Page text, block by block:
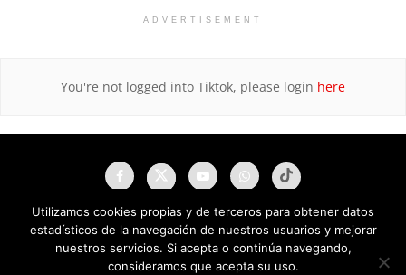
ADVERTISEMENT
You're not logged into Tiktok, please login here
Utilizamos cookies propias y de terceros para obtener datos
estadísticos de la navegación de nuestros usuarios y mejorar
nuestros servicios. Si acepta o continúa navegando,
consideramos que acepta su uso.